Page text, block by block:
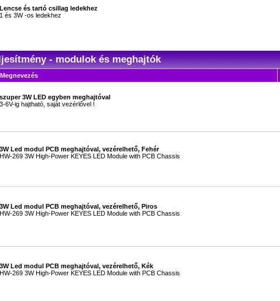
Lencse és tartó csillag ledekhez
1 és 3W -os ledekhez
- modulok és meghajtók
Megnevezés
szuper 3W LED egyben meghajtóval
3-6V-ig hajtható, saját vezérlővel !
3W Led modul PCB meghajtóval, vezérelhető, Fehér
HW-269 3W High-Power KEYES LED Module with PCB Chassis
3W Led modul PCB meghajtóval, vezérelhető, Piros
HW-269 3W High-Power KEYES LED Module with PCB Chassis
3W Led modul PCB meghajtóval, vezérelhető, Kék
HW-269 3W High-Power KEYES LED Module with PCB Chassis